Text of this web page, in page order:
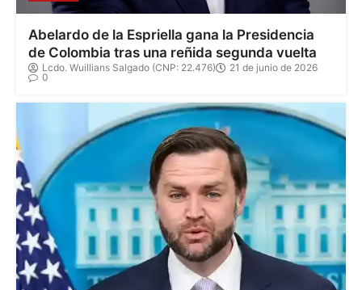
Abelardo de la Espriella gana la Presidencia
de Colombia tras una reñida segunda vuelta
Lcdo. Wuillians Salgado (CNP: 22.476)
21 de junio de 2026
0